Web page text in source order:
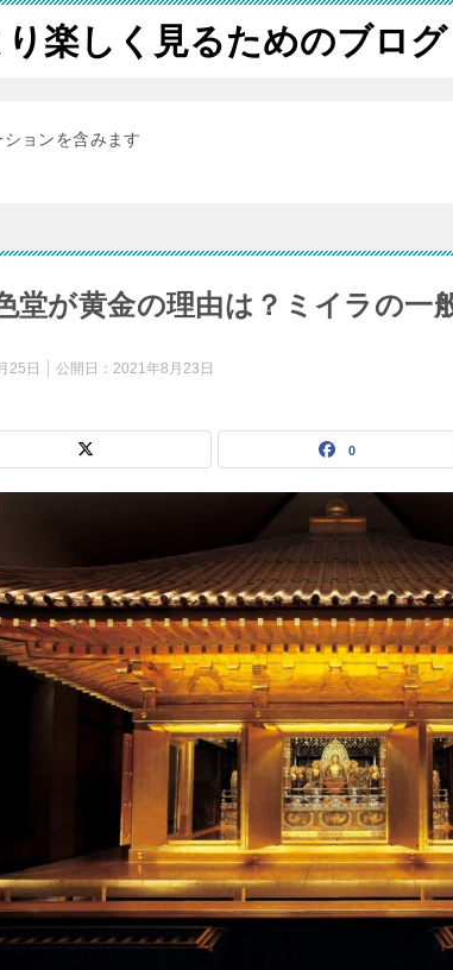
楽しく見るためのブログ
ョンを含みます
堂が黄金の理由は？ミイラの一
25日 公開日： 2021年8月23日
0